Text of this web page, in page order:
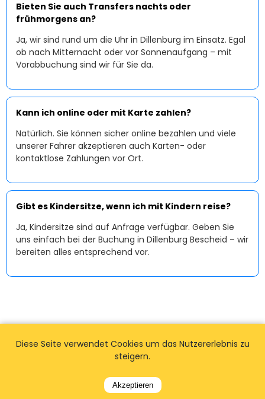
Bieten Sie auch Transfers nachts oder
frühmorgens an?
Ja, wir sind rund um die Uhr in Dillenburg im Einsatz. Egal
ob nach Mitternacht oder vor Sonnenaufgang – mit
Vorabbuchung sind wir für Sie da.
Kann ich online oder mit Karte zahlen?
Natürlich. Sie können sicher online bezahlen und viele
unserer Fahrer akzeptieren auch Karten- oder
kontaktlose Zahlungen vor Ort.
Gibt es Kindersitze, wenn ich mit Kindern reise?
Ja, Kindersitze sind auf Anfrage verfügbar. Geben Sie
uns einfach bei der Buchung in Dillenburg Bescheid – wir
bereiten alles entsprechend vor.
Diese Seite verwendet Cookies um das Nutzererlebnis zu
steigern.
Akzeptieren